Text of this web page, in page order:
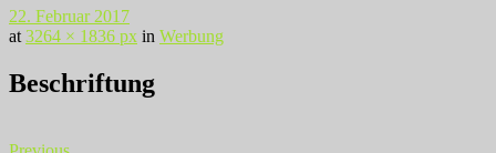
22. Februar 2017
at 3264 × 1836 px in Werbung
Beschriftung